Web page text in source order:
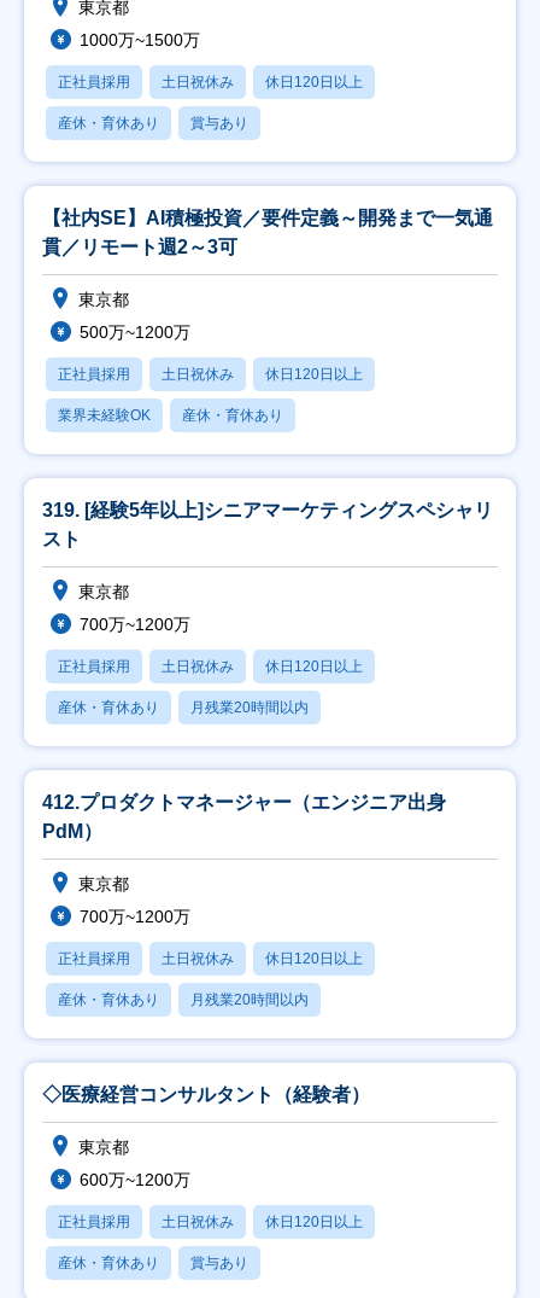
東京都
1000万~1500万
正社員採用 土日祝休み 休日120日以上
産休・育休あり 賞与あり
【社内SE】AI積極投資／要件定義～開発まで一気通
貫／リモート週2～3可
東京都
500万~1200万
正社員採用 土日祝休み 休日120日以上
業界未経験OK 産休・育休あり
319. [経験5年以上]シニアマーケティングスペシャリ
スト
東京都
700万~1200万
正社員採用 土日祝休み 休日120日以上
産休・育休あり 月残業20時間以内
412.プロダクトマネージャー（エンジニア出身
PdM）
東京都
700万~1200万
正社員採用 土日祝休み 休日120日以上
産休・育休あり 月残業20時間以内
◇医療経営コンサルタント（経験者）
東京都
600万~1200万
正社員採用 土日祝休み 休日120日以上
産休・育休あり 賞与あり